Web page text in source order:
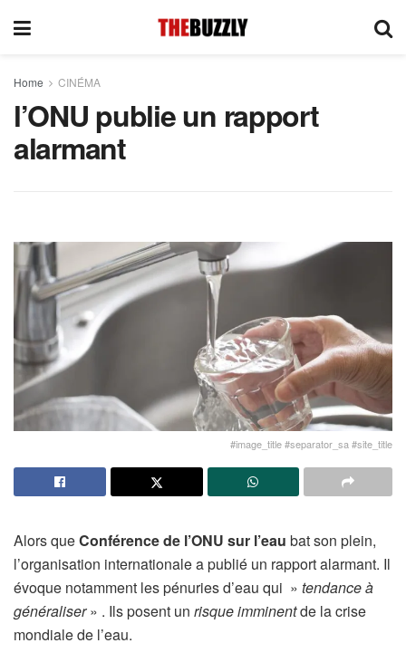
Home CINÉMA
l’ONU publie un rapport
alarmant
#image_title #separator_sa #site_title
Alors queConférence de l’ONU sur l’eau bat son plein,
l’organisation internationale a publié un rapport alarmant. Il
évoque notamment les pénuries d’eau qui » tendance à
généraliser» . Ils posent un risque imminentde la crise
mondiale de l’eau.